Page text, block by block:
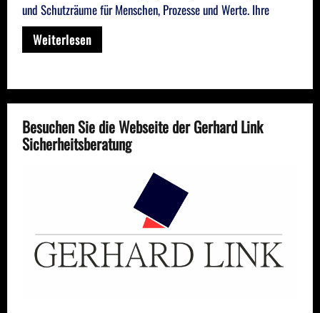
und Schutzräume für Menschen, Prozesse und Werte. Ihre
Weiterlesen
Besuchen Sie die Webseite der Gerhard Link
Sicherheitsberatung